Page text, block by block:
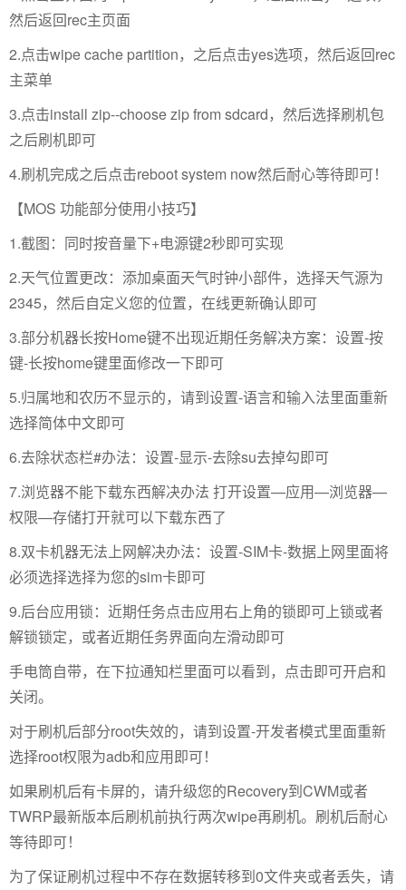
然后返回rec主页面
2.点击wipe cache partition，之后点击yes选项，然后返回rec
主菜单
3.点击install zip--choose zip from sdcard，然后选择刷机包
之后刷机即可
4.刷机完成之后点击reboot system now然后耐心等待即可！
【MOS 功能部分使用小技巧】
1.截图：同时按音量下+电源键2秒即可实现
2.天气位置更改：添加桌面天气时钟小部件，选择天气源为
2345，然后自定义您的位置，在线更新确认即可
3.部分机器长按Home键不出现近期任务解决方案：设置-按
键-长按home键里面修改一下即可
5.归属地和农历不显示的，请到设置-语言和输入法里面重新
选择简体中文即可
6.去除状态栏#办法：设置-显示-去除su去掉勾即可
7.浏览器不能下载东西解决办法 打开设置—应用—浏览器—
权限—存储打开就可以下载东西了
8.双卡机器无法上网解决办法：设置-SIM卡-数据上网里面将
必须选择选择为您的sim卡即可
9.后台应用锁：近期任务点击应用右上角的锁即可上锁或者
解锁锁定，或者近期任务界面向左滑动即可
手电筒自带，在下拉通知栏里面可以看到，点击即可开启和
关闭。
对于刷机后部分root失效的，请到设置-开发者模式里面重新
选择root权限为adb和应用即可！
如果刷机后有卡屏的，请升级您的Recovery到CWM或者
TWRP最新版本后刷机前执行两次wipe再刷机。刷机后耐心
等待即可！
为了保证刷机过程中不存在数据转移到0文件夹或者丢失，请